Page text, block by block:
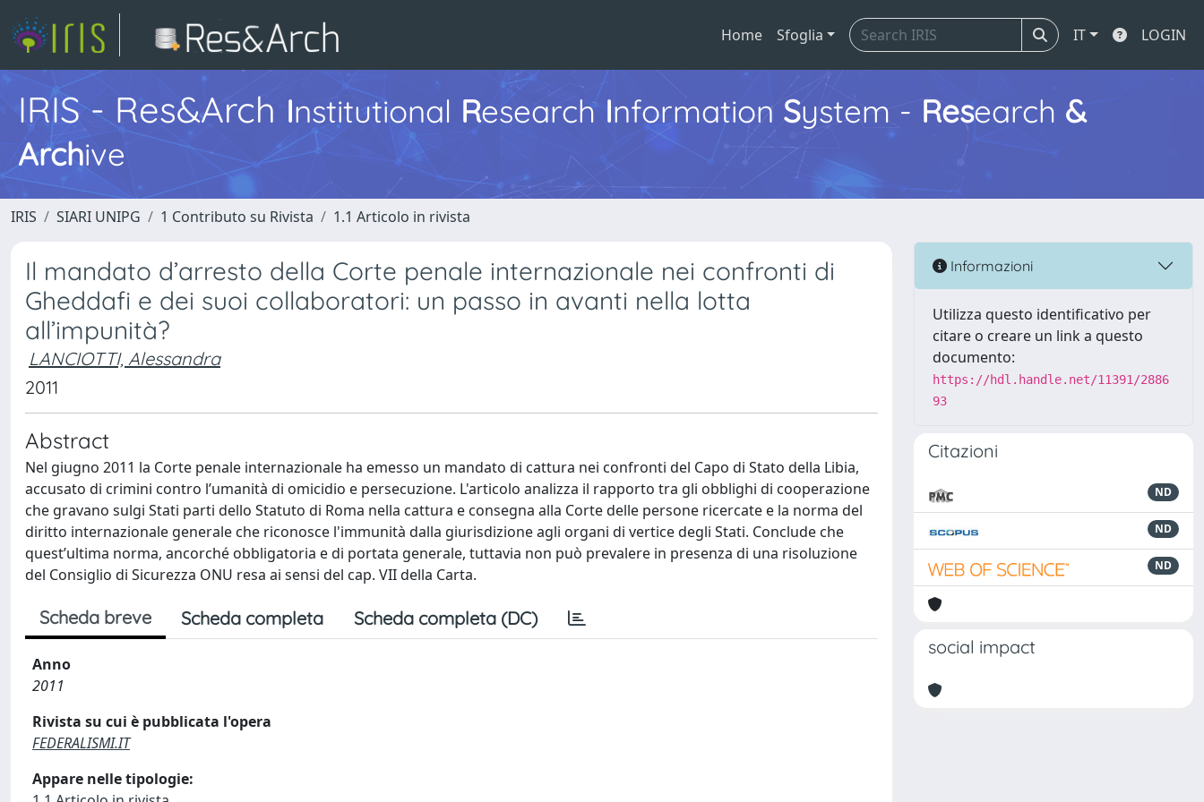
Home Sfoglia IT LOGIN
IRIS - Res&Arch Institutional Research Information System - Research &
Archive
IRIS SIARI UNIPG 1 Contributo su Rivista 1.1 Articolo in rivista
Il mandato d’arresto della Corte penale internazionale nei confronti di
Gheddafi e dei suoi collaboratori: un passo in avanti nella lotta
all’impunità?
LANCIOTTI, Alessandra
2011
Abstract
Nel giugno 2011 la Corte penale internazionale ha emesso un mandato di cattura nei confronti del Capo di Stato della Libia,
accusato di crimini contro l’umanità di omicidio e persecuzione. L'articolo analizza il rapporto tra gli obblighi di cooperazione
che gravano sulgi Stati parti dello Statuto di Roma nella cattura e consegna alla Corte delle persone ricercate e la norma del
diritto internazionale generale che riconosce l'immunità dalla giurisdizione agli organi di vertice degli Stati. Conclude che
quest’ultima norma, ancorché obbligatoria e di portata generale, tuttavia non può prevalere in presenza di una risoluzione
del Consiglio di Sicurezza ONU resa ai sensi del cap. VII della Carta.
Scheda breve Scheda completa Scheda completa (DC)
Anno
2011
Rivista su cui è pubblicata l'opera
FEDERALISMI.IT
Appare nelle tipologie:
Informazioni
Utilizza questo identificativo per
citare o creare un link a questo
documento:
https://hdl.handle.net/11391/2886
93
Citazioni
ND
ND
ND
social impact